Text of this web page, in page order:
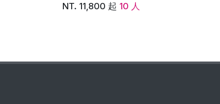
NT. 11,800 起 10 人